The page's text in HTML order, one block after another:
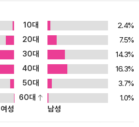
떤 천체가 있는지, 그리고 별의 주요 속성
관계와 별의 일생 등을 알기 쉽게 정리한
의 자랑인 정밀한 고급 일러스트레이션
, 해당 분야에서 최고 수준의 전문가가 자
과 찾는 법, 신화
늘의 별들은 88개의 별자리에 속해 있다.
측하는 데서 시작한다. 이 책에서는 88개
별자리, 그리고 각 월의 대표적인 별자리
자세히 소개한다. 밤 하늘에서 조용히 빛
10대
2.4%
20대
7.5%
30대
14.3%
40대
16.3%
50대
3.7%
60대
1.0%
여성
남성